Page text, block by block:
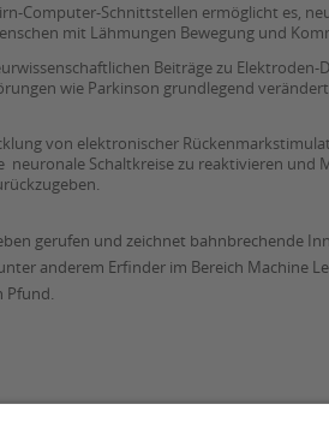
Computer-Schnittstellen ermöglicht es,
mit Lähmungen Bewegung und
Beiträge zu
wie Parkinson grundlegend
von elektronischer
Schaltkreise zu reaktivieren und
gerufen und zeichnet bahnbrechende
anderem Erfinder im Bereich Machine
Pfund.